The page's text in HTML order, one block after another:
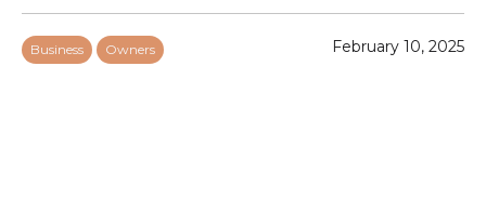
Business Owners February 10, 2025